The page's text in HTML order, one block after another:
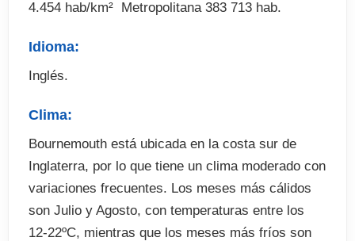
Seguro de viaje (opcional)
Excursiones y actividades optativas (abonar en
4.454 hab/km²  Metropolitana 383 713 hab.
Idioma:
Inglés.
Clima:
Bournemouth está ubicada en la costa sur de
Inglaterra, por lo que tiene un clima moderado con
variaciones frecuentes. Los meses más cálidos
son Julio y Agosto, con temperaturas entre los
12-22ºC, mientras que los meses más fríos son